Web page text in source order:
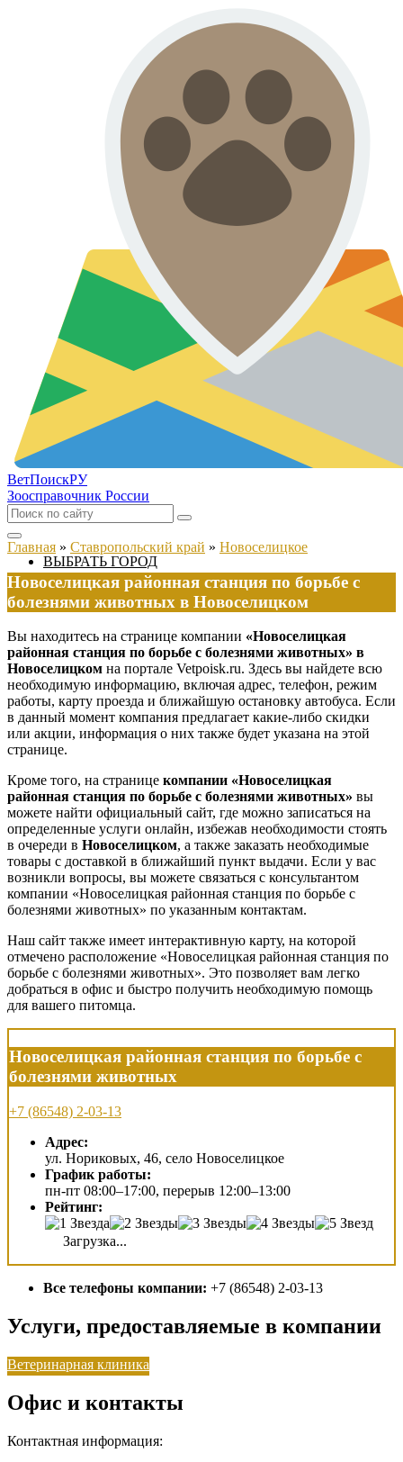
ВетПоискРУ
Зоосправочник России
ВЫБРАТЬ ГОРОД
Главная » Ставропольский край » Новоселицкое
Новоселицкая районная станция по борьбе с
болезнями животных в Новоселицком
Вы находитесь на странице компании «Новоселицкая
районная станция по борьбе с болезнями животных» в
Новоселицком на портале Vetpoisk.ru. Здесь вы найдете всю
необходимую информацию, включая адрес, телефон, режим
работы, карту проезда и ближайшую остановку автобуса. Если
в данный момент компания предлагает какие-либо скидки
или акции, информация о них также будет указана на этой
странице.
Кроме того, на странице компании «Новоселицкая
районная станция по борьбе с болезнями животных» вы
можете найти официальный сайт, где можно записаться на
определенные услуги онлайн, избежав необходимости стоять
в очереди в Новоселицком, а также заказать необходимые
товары с доставкой в ближайший пункт выдачи. Если у вас
возникли вопросы, вы можете связаться с консультантом
компании «Новоселицкая районная станция по борьбе с
болезнями животных» по указанным контактам.
Наш сайт также имеет интерактивную карту, на которой
отмечено расположение «Новоселицкая районная станция по
борьбе с болезнями животных». Это позволяет вам легко
добраться в офис и быстро получить необходимую помощь
для вашего питомца.
Новоселицкая районная станция по борьбе с
болезнями животных
+7 (86548) 2-03-13
Адрес:
ул. Нориковых, 46, село Новоселицкое
График работы:
пн-пт 08:00–17:00, перерыв 12:00–13:00
Рейтинг:
Загрузка...
Все телефоны компании: +7 (86548) 2-03-13
Услуги, предоставляемые в компании
Ветеринарная клиника
Офис и контакты
Контактная информация: